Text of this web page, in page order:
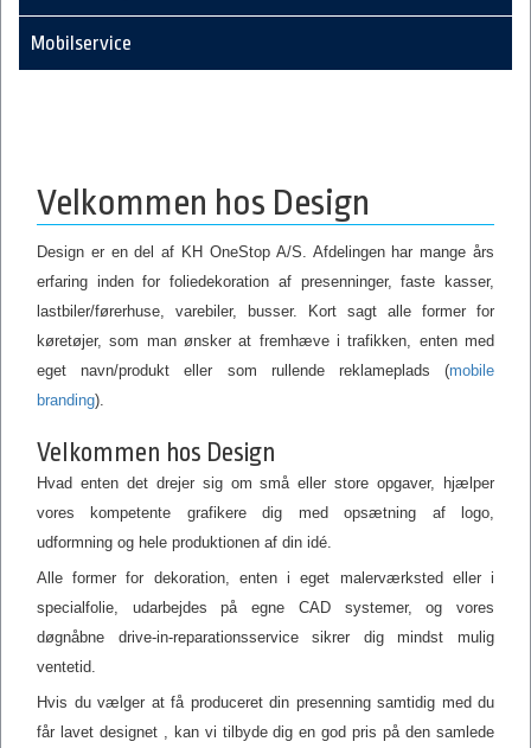
Mobilservice
Velkommen hos Design
Design er en del af KH OneStop A/S. Afdelingen har mange års
erfaring inden for foliedekoration af presenninger, faste kasser,
lastbiler/førerhuse, varebiler, busser. Kort sagt alle former for
køretøjer, som man ønsker at fremhæve i trafikken, enten med
eget navn/produkt eller som rullende reklameplads (mobile
branding).
Velkommen hos Design
Hvad enten det drejer sig om små eller store opgaver, hjælper
vores kompetente grafikere dig med opsætning af logo,
udformning og hele produktionen af din idé.
Alle former for dekoration, enten i eget malerværksted eller i
specialfolie, udarbejdes på egne CAD systemer, og vores
døgnåbne drive-in-reparationsservice sikrer dig mindst mulig
ventetid.
Hvis du vælger at få produceret din presenning samtidig med du
får lavet designet , kan vi tilbyde dig en god pris på den samlede